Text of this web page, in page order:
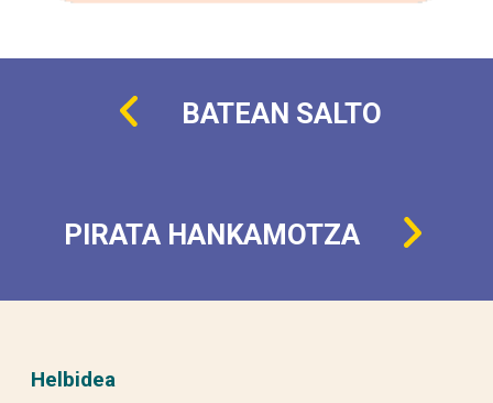
BATEAN SALTO
PIRATA HANKAMOTZA
Helbidea